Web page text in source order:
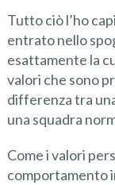
Tutto ciò l’ho
entrato nello
esattamente la
valori che sono
differenza tra
una squadra
Come i valori
comportamento